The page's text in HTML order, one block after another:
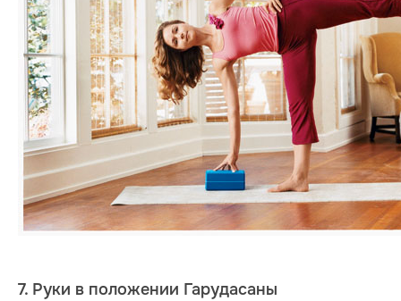
7. Руки в положении Гарудасаны